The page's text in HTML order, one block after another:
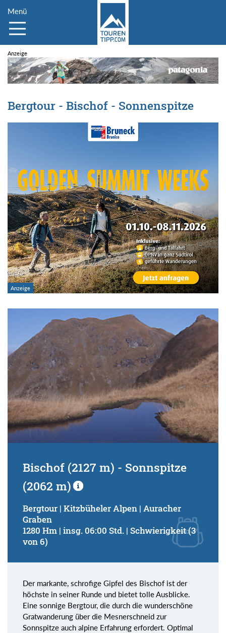
Menü
Bergtour - Bischof - Sonnenspitze
Bischof (2127 m) - Sonnspitze
(2062 m)
Bergtour | Kitzbüheler Alpen | Auracher
Graben
1280 Hm | insg. 06:00 Std. | Schwierigkeit (3
von 6)
Der markante, schrofige Gipfel des Bischof ist der
höchste in seiner Runde und bietet tolle Ausblicke.
Eine sonnige Bergtour, die durch die wunderschöne
Gratwanderung über die Mesnerschneid zur
Sonnspitze auch alpine Erfahrung erfordert. Optimal